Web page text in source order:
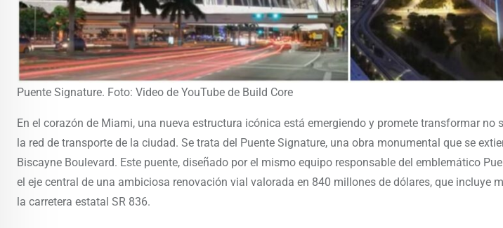
Puente Signature. Foto: Video de YouTube de Build Core
En el corazón de Miami, una nueva estructura icónica está emergiendo y promete transformar no
la red de transporte de la ciudad. Se trata del Puente Signature, una obra monumental que se
Biscayne Boulevard. Este puente, diseñado por el mismo equipo responsable del emblemático
el eje central de una ambiciosa renovación vial valorada en 840 millones de dólares, que incluye
la carretera estatal SR 836.